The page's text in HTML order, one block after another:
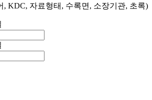
, KDC, 자료형태, 수록면, 소장기관, 초록)